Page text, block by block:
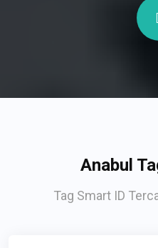
Anabul
Tag Smart ID